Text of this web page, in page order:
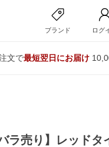
ブランド ログ
文で最短翌日にお届け
ラ売り】レッド